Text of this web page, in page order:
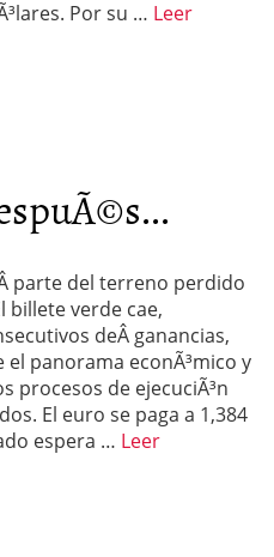
Por su … Leer
parte del terreno perdido
billete verde cae,
deÂ ganancias,
panorama econÃ³mico y
procesos de ejecuciÃ³n
El euro se paga a 1,384
espera … Leer